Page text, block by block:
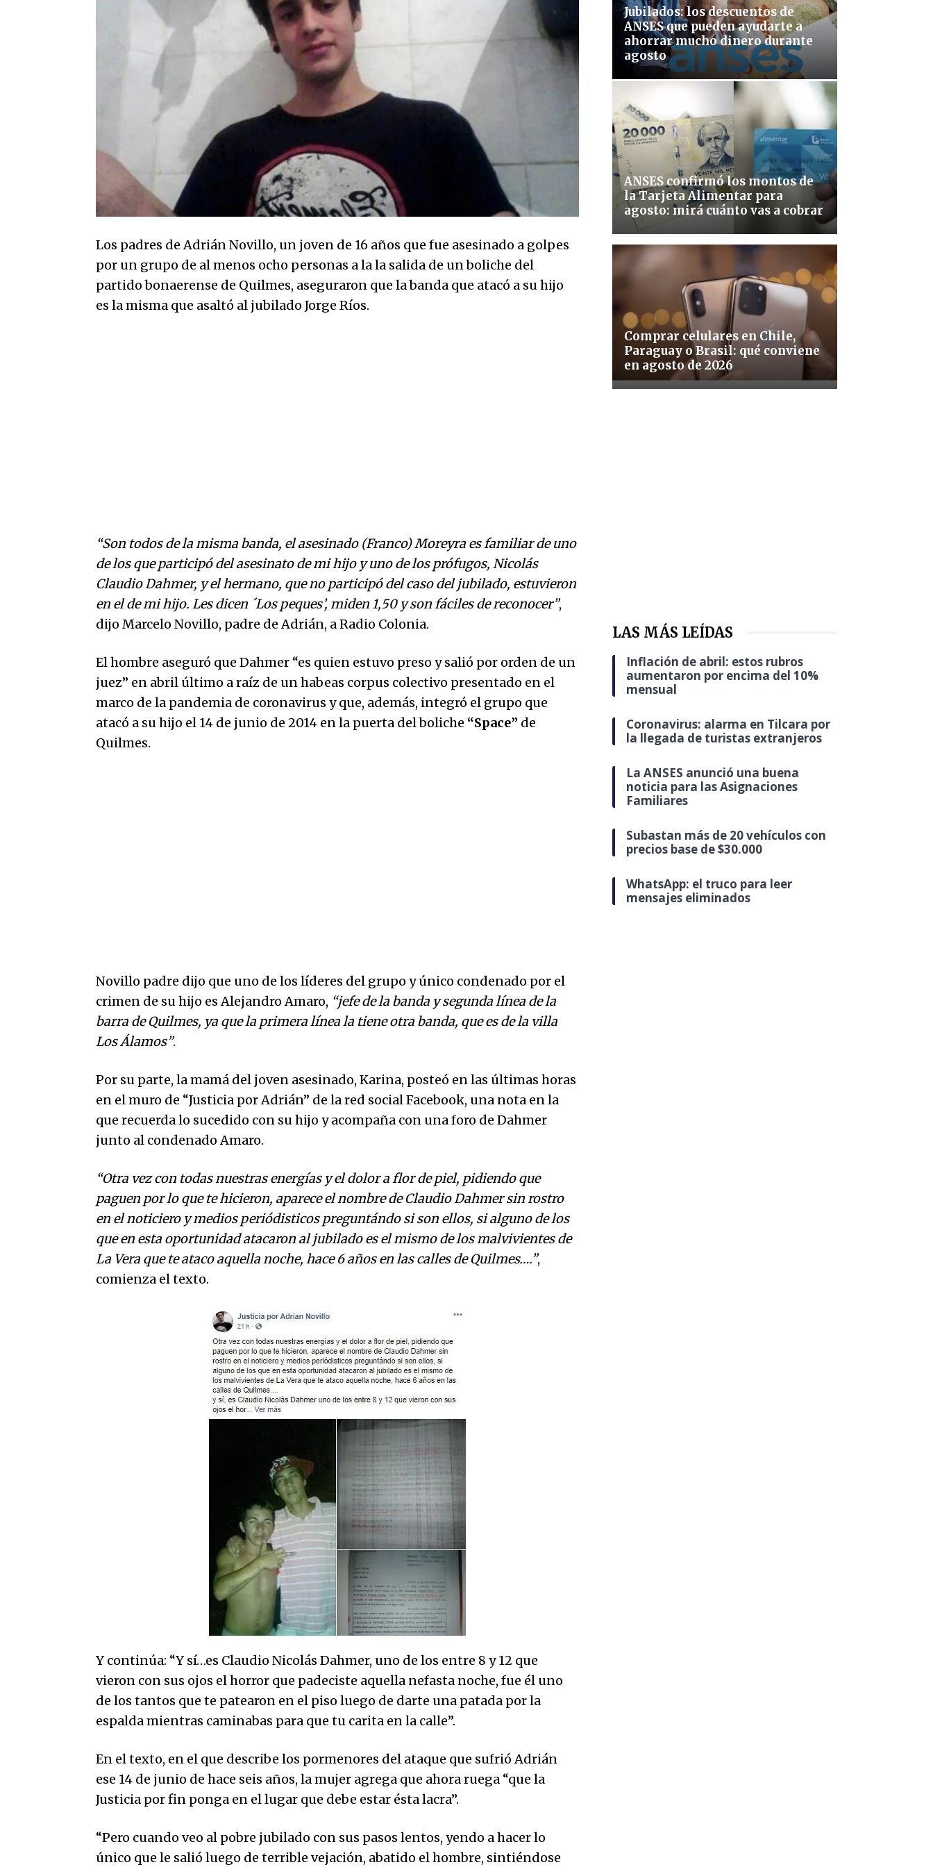
Los padres de Adrián Novillo, un joven de 16 años que fue asesinado a golpes
por un grupo de al menos ocho personas a la la salida de un boliche del
partido bonaerense de Quilmes, aseguraron que la banda que atacó a su hijo
es la misma que asaltó al jubilado Jorge Ríos.
“Son todos de la misma banda, el asesinado (Franco) Moreyra es familiar de uno
de los que participó del asesinato de mi hijo y uno de los prófugos, Nicolás
Claudio Dahmer, y el hermano, que no participó del caso del jubilado, estuvieron
en el de mi hijo. Les dicen ´Los peques’, miden 1,50 y son fáciles de reconocer”,
dijo Marcelo Novillo, padre de Adrián, a Radio Colonia.
El hombre aseguró que Dahmer “es quien estuvo preso y salió por orden de un
juez” en abril último a raíz de un habeas corpus colectivo presentado en el
marco de la pandemia de coronavirus y que, además, integró el grupo que
atacó a su hijo el 14 de junio de 2014 en la puerta del boliche “Space” de
Quilmes.
Novillo padre dijo que uno de los líderes del grupo y único condenado por el
crimen de su hijo es Alejandro Amaro, “jefe de la banda y segunda línea de la
barra de Quilmes, ya que la primera línea la tiene otra banda, que es de la villa
Los Álamos”.
Por su parte, la mamá del joven asesinado, Karina, posteó en las últimas horas
en el muro de “Justicia por Adrián” de la red social Facebook, una nota en la
que recuerda lo sucedido con su hijo y acompaña con una foro de Dahmer
junto al condenado Amaro.
“Otra vez con todas nuestras energías y el dolor a flor de piel, pidiendo que
paguen por lo que te hicieron, aparece el nombre de Claudio Dahmer sin rostro
en el noticiero y medios periódisticos preguntándo si son ellos, si alguno de los
que en esta oportunidad atacaron al jubilado es el mismo de los malvivientes de
La Vera que te ataco aquella noche, hace 6 años en las calles de Quilmes….”,
comienza el texto.
Y continúa: “Y sí…es Claudio Nicolás Dahmer, uno de los entre 8 y 12 que
vieron con sus ojos el horror que padeciste aquella nefasta noche, fue él uno
de los tantos que te patearon en el piso luego de darte una patada por la
espalda mientras caminabas para que tu carita en la calle”.
En el texto, en el que describe los pormenores del ataque que sufrió Adrián
ese 14 de junio de hace seis años, la mujer agrega que ahora ruega “que la
Justicia por fin ponga en el lugar que debe estar ésta lacra”.
“Pero cuando veo al pobre jubilado con sus pasos lentos, yendo a hacer lo
único que le salió luego de terrible vejación, abatido el hombre, sintiéndose
Jubilados: los descuentos de
ANSES que pueden ayudarte a
ahorrar mucho dinero durante
agosto
ANSES confirmó los montos de
la Tarjeta Alimentar para
agosto: mirá cuánto vas a cobrar
Comprar celulares en Chile,
Paraguay o Brasil: qué conviene
en agosto de 2026
LAS MÁS LEÍDAS
Inflación de abril: estos rubros
aumentaron por encima del 10%
mensual
Coronavirus: alarma en Tilcara por
la llegada de turistas extranjeros
La ANSES anunció una buena
noticia para las Asignaciones
Familiares
Subastan más de 20 vehículos con
precios base de $30.000
WhatsApp: el truco para leer
mensajes eliminados